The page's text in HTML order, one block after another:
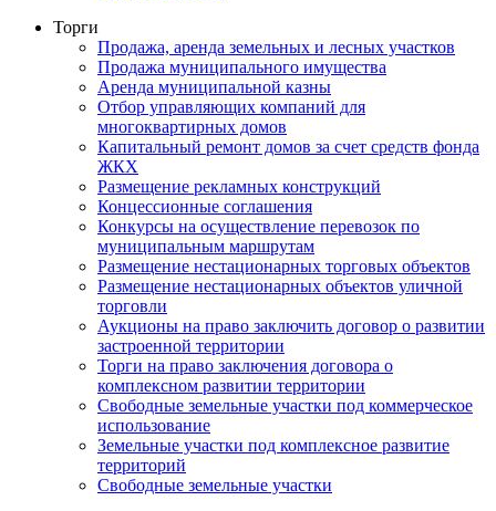
Торги
Продажа, аренда земельных и лесных участков
Продажа муниципального имущества
Аренда муниципальной казны
Отбор управляющих компаний для
многоквартирных домов
Капитальный ремонт домов за счет средств фонда
ЖКХ
Размещение рекламных конструкций
Концессионные соглашения
Конкурсы на осуществление перевозок по
муниципальным маршрутам
Размещение нестационарных торговых объектов
Размещение нестационарных объектов уличной
торговли
Аукционы на право заключить договор о развитии
застроенной территории
Торги на право заключения договора о
комплексном развитии территории
Свободные земельные участки под коммерческое
использование
Земельные участки под комплексное развитие
территорий
Свободные земельные участки